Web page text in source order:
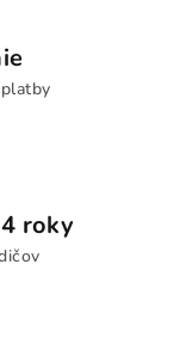
roky